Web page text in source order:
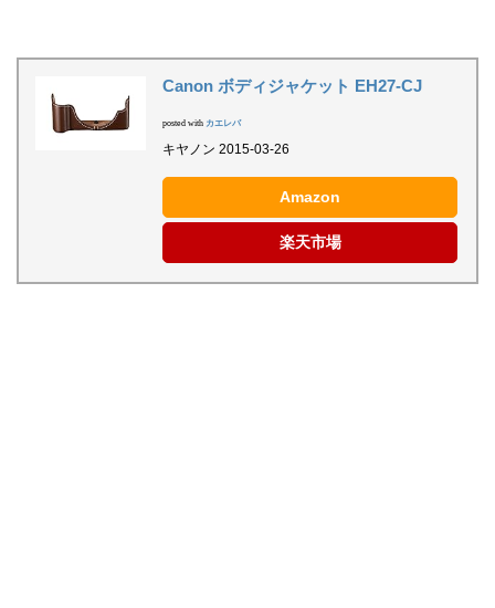
Canon ボディジャケット EH27-CJ
posted with カエレバ
キヤノン 2015-03-26
Amazon
楽天市場